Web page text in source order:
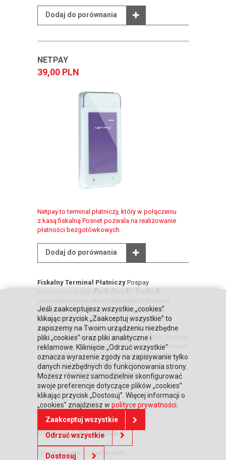
Dodaj do porównania
NETPAY
39,00 PLN
Netpay to terminal płatniczy, który w połączeniu
z kasą fiskalną Posnet pozwala na realizowanie
płatności bezgotówkowych.
Dodaj do porównania
Fiskalny Terminal Płatniczy Pospay
przeznaczony jest dla drobnych i średnich
usługowo – handlowy, prowadzących lokal
gastronomiczny czy food trucka, specjalistów
pracujących mobilnie, serwisantów,
fizjoterapeutów, lekarzy i prawników. Dzięki Pospay
przedsiębiorca będzie mógł przyjmować płatności
bezgotówkowe, rejestrować sprzedaż, wystawiać
paragony, drukować faktury VAT czy
przygotowywać raporty okresowe.
DOWIEDZ SIĘ WIĘCEJ
Strona główna
Zaufali nam
Jeśli zaakceptujesz wszystkie „cookies”
klikając przycisk „Zaakceptuj wszystkie” to
zapiszemy na Twoim urządzeniu niezbędne
pliki „cookies” oraz pliki analityczne i
reklamowe. Kliknięcie „Odrzuć wszystkie"
oznacza wyrażenie zgody na zapisywanie tylko
danych niezbędnych do funkcjonowania strony.
Możesz również samodzielnie skonfigurować
swoje preferencje dotyczące plików „cookies”
klikając przycisk „Dostosuj”. Więcej informacji o
„cookies” znajdziesz w polityce prywatności.
Zaakceptuj wszystkie
Odrzuć wszystkie
Dostosuj